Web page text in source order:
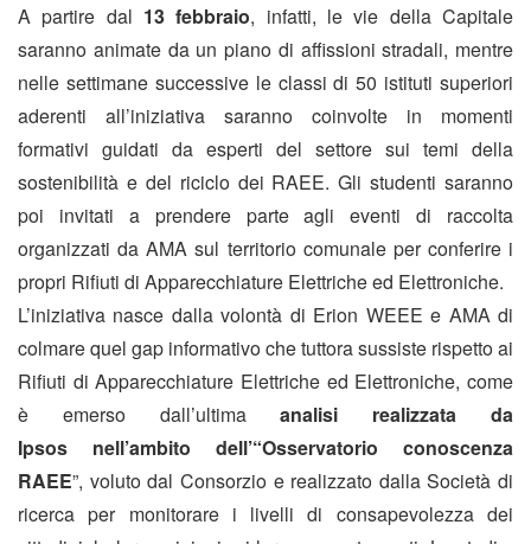
A partire dal 13 febbraio, infatti, le vie della Capitale
saranno animate da un piano di affissioni stradali, mentre
nelle settimane successive le classi di 50 istituti superiori
aderenti all’iniziativa saranno coinvolte in momenti
formativi guidati da esperti del settore sui temi della
sostenibilità e del riciclo dei RAEE. Gli studenti saranno
poi invitati a prendere parte agli eventi di raccolta
organizzati da AMA sul territorio comunale per conferire i
propri Rifiuti di Apparecchiature Elettriche ed Elettroniche.
L’iniziativa nasce dalla volontà di Erion WEEE e AMA di
colmare quel gap informativo che tuttora sussiste rispetto ai
Rifiuti di Apparecchiature Elettriche ed Elettroniche, come
è emerso dall’ultimaanalisi realizzata da
Ipsos
nell’ambito dell’“Osservatorio conoscenza
RAEE”, voluto dal Consorzio e realizzato dalla Società di
ricerca per monitorare i livelli di consapevolezza dei